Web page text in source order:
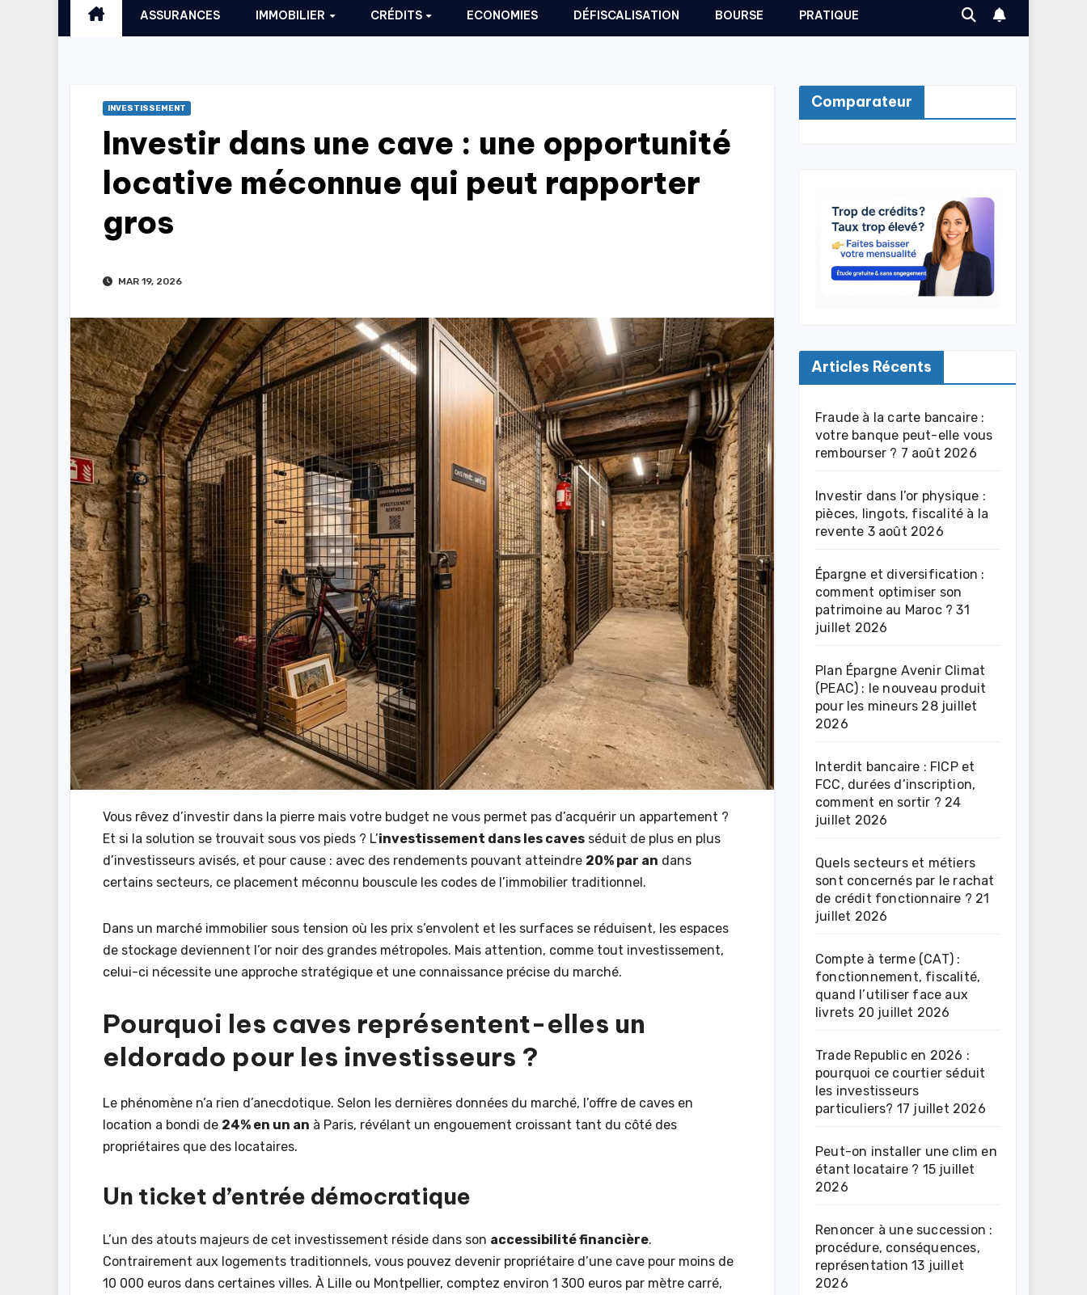
ASSURANCES IMMOBILIER CRÉDITS ECONOMIES DÉFISCALISATION BOURSE PRATIQUE
INVESTISSEMENT
Investir dans une cave : une opportunité
locative méconnue qui peut rapporter
gros
MAR 19, 2026
Vous rêvez d’investir dans la pierre mais votre budget ne vous permet pas d’acquérir un appartement ?
Et si la solution se trouvait sous vos pieds ? L’investissement dans les caves séduit de plus en plus
d’investisseurs avisés, et pour cause : avec des rendements pouvant atteindre 20% par an dans
certains secteurs, ce placement méconnu bouscule les codes de l’immobilier traditionnel.
Dans un marché immobilier sous tension où les prix s’envolent et les surfaces se réduisent, les espaces
de stockage deviennent l’or noir des grandes métropoles. Mais attention, comme tout investissement,
celui-ci nécessite une approche stratégique et une connaissance précise du marché.
Pourquoi les caves représentent-elles un
eldorado pour les investisseurs ?
Le phénomène n’a rien d’anecdotique. Selon les dernières données du marché, l’offre de caves en
location a bondi de 24% en un an à Paris, révélant un engouement croissant tant du côté des
propriétaires que des locataires.
Un ticket d’entrée démocratique
L’un des atouts majeurs de cet investissement réside dans son accessibilité financière.
Contrairement aux logements traditionnels, vous pouvez devenir propriétaire d’une cave pour moins de
10 000 euros dans certaines villes. À Lille ou Montpellier, comptez environ 1 300 euros par mètre carré,
Comparateur
Articles Récents
Fraude à la carte bancaire :
votre banque peut-elle vous
rembourser ? 7 août 2026
Investir dans l’or physique :
pièces, lingots, fiscalité à la
revente 3 août 2026
Épargne et diversification :
comment optimiser son
patrimoine au Maroc ? 31
juillet 2026
Plan Épargne Avenir Climat
(PEAC) : le nouveau produit
pour les mineurs 28 juillet
2026
Interdit bancaire : FICP et
FCC, durées d’inscription,
comment en sortir ? 24
juillet 2026
Quels secteurs et métiers
sont concernés par le rachat
de crédit fonctionnaire ? 21
juillet 2026
Compte à terme (CAT) :
fonctionnement, fiscalité,
quand l’utiliser face aux
livrets 20 juillet 2026
Trade Republic en 2026 :
pourquoi ce courtier séduit
les investisseurs
particuliers? 17 juillet 2026
Peut-on installer une clim en
étant locataire ? 15 juillet
2026
Renoncer à une succession :
procédure, conséquences,
représentation 13 juillet
2026